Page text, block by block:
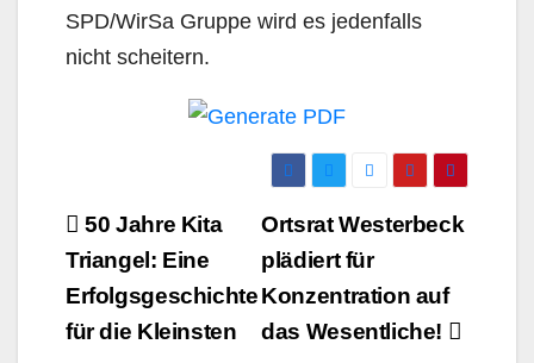
SPD/WirSa Gruppe wird es jedenfalls
nicht scheitern.
Beitrags-
Navigation
Ortsrat Westerbeck
plädiert für
Konzentration auf
das Wesentliche!
50 Jahre Kita
Triangel: Eine
Erfolgsgeschichte
für die Kleinsten